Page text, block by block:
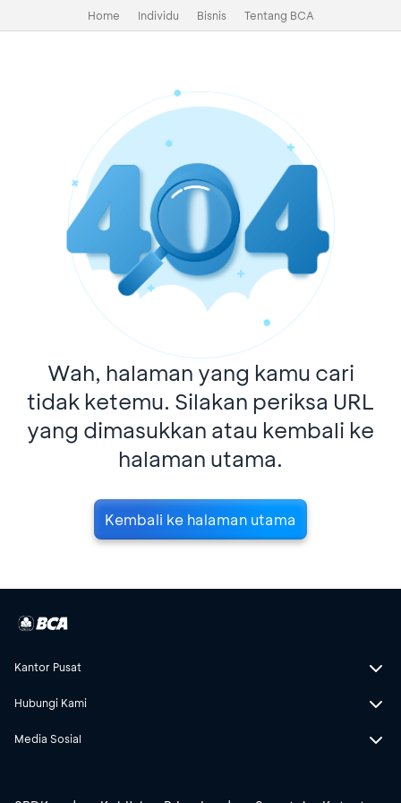
Home Individu Bisnis Tentang BCA
Wah, halaman yang kamu cari
tidak ketemu. Silakan periksa URL
yang dimasukkan atau kembali ke
halaman utama.
Kembali ke halaman utama
Kantor Pusat
Hubungi Kami
Media Sosial